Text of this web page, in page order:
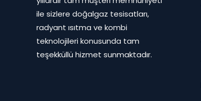
ile sizlere doğalgaz tesisatları,
radyant ısıtma ve kombi
teknolojileri konusunda tam
teşekküllü hizmet sunmaktadır.